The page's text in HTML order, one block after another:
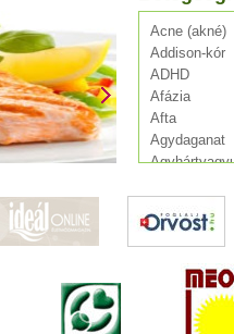
Acne (akné)
Addison-kór
ADHD
Afázia
Afta
Agydaganat
Agyvérzés
Alkoholizmus
Allergia